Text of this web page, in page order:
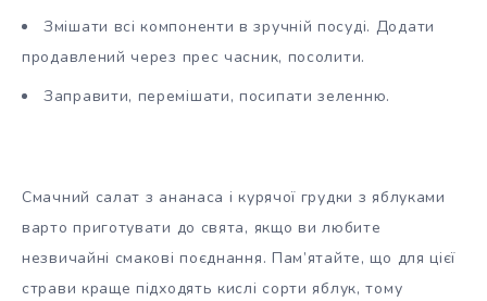
Змішати всі компоненти в зручній посуді. Додати
продавлений через прес часник, посолити.
Заправити, перемішати, посипати зеленню.
Смачний салат з ананаса і курячої грудки з яблуками
варто приготувати до свята, якщо ви любите
незвичайні смакові поєднання. Пам’ятайте, що для цієї
страви краще підходять кислі сорти яблук, тому